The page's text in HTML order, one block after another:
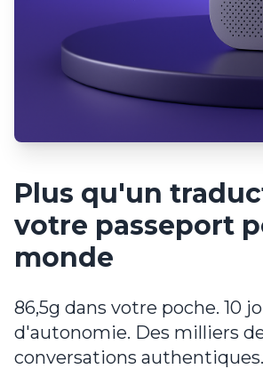
Plus qu'un
votre passeport
monde
86,5g dans votre poche. 10
d'autonomie. Des milliers
conversations